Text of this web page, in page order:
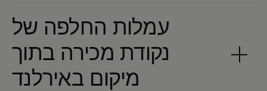
עמלות החלפה של
נקודת מכירה בתוך